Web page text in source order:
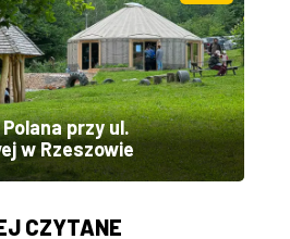
przy ul.
w Rzeszowie
CZYTANE